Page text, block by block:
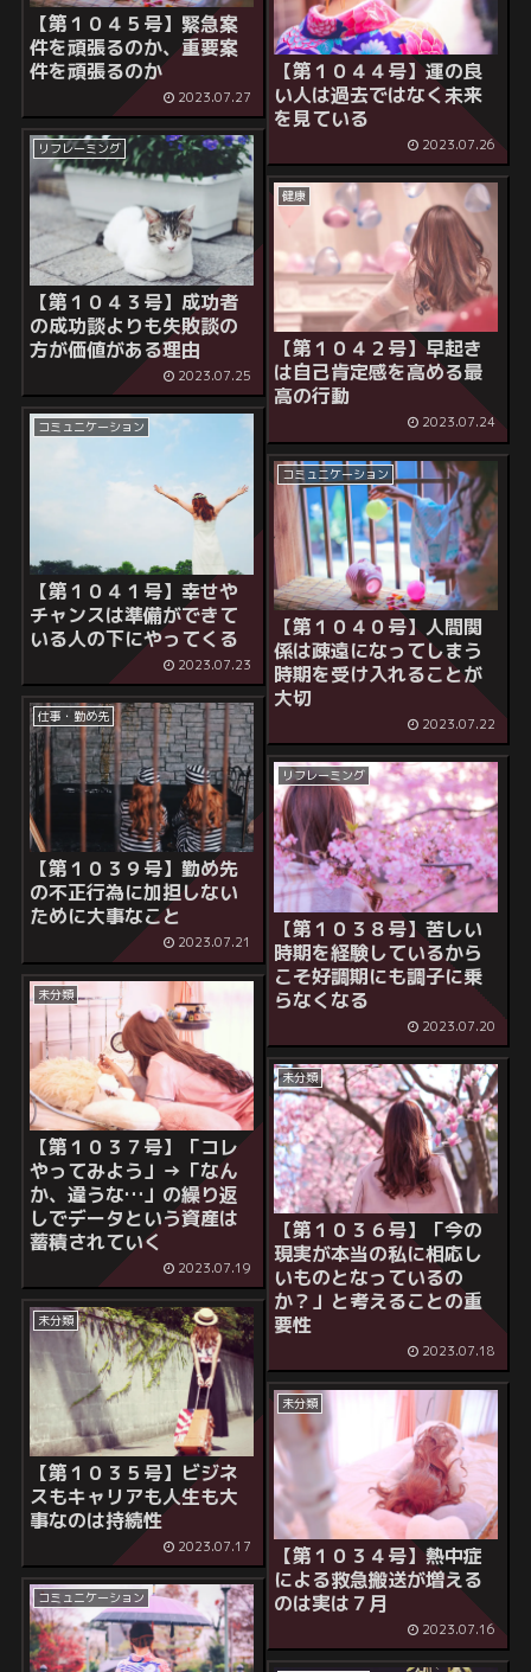
【第１０４５号】緊急案
件を頑張るのか、重要案
件を頑張るのか
2023.07.27
【第１０４４号】運の良
い人は過去ではなく未来
を見ている
2023.07.26
リフレーミング
【第１０４３号】成功者
の成功談よりも失敗談の
方が価値がある理由
2023.07.25
健康
【第１０４２号】早起き
は自己肯定感を高める最
高の行動
2023.07.24
コミュニケーション
【第１０４１号】幸せや
チャンスは準備ができて
いる人の下にやってくる
2023.07.23
コミュニケーション
【第１０４０号】人間関
係は疎遠になってしまう
時期を受け入れることが
大切
2023.07.22
仕事・勤め先
【第１０３９号】勤め先
の不正行為に加担しない
ために大事なこと
2023.07.21
リフレーミング
【第１０３８号】苦しい
時期を経験しているから
こそ好調期にも調子に乗
らなくなる
2023.07.20
未分類
【第１０３７号】「コレ
やってみよう」→「なん
か、違うな…」の繰り返
しでデータという資産は
蓄積されていく
2023.07.19
未分類
【第１０３６号】「今の
現実が本当の私に相応し
いものとなっているの
か？」と考えることの重
要性
2023.07.18
未分類
【第１０３５号】ビジネ
スもキャリアも人生も大
事なのは持続性
2023.07.17
未分類
【第１０３４号】熱中症
による救急搬送が増える
のは実は７月
2023.07.16
コミュニケーション